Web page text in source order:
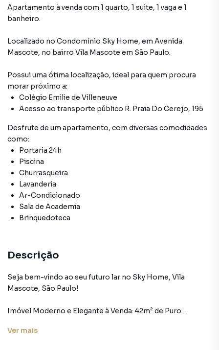
Armário Suíte
Ar-Condicionado
Apartamento à venda com 1 quarto, 1 suite, 1 vaga e 1
banheiro.
Localizado no Condomínio Sky Home, em Avenida
Mascote, no bairro Vila Mascote em São Paulo.
Possui uma ótima localização, ideal para quem procura
morar próximo a:
Colégio Emilie de Villeneuve
Acesso ao transporte público R. Praia Do Cerejo, 195
Desfrute de um apartamento, com diversas comodidades
como:
Portaria 24h
Piscina
Churrasqueira
Lavanderia
Ar-Condicionado
Sala de Academia
Brinquedoteca
Descrição
Seja bem-vindo ao seu futuro lar no Sky Home, Vila
Mascote, São Paulo!
Imóvel Moderno e Elegante à Venda: 42m² de Puro
Ver mais